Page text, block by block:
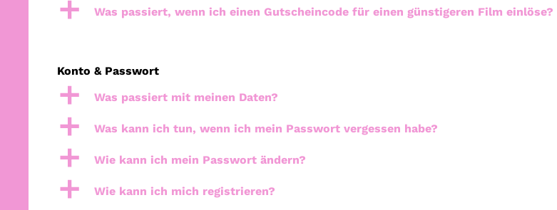
a Was passiert, wenn ich einen Gutscheincode für einen günstigeren Film einlöse?
Konto & Passwort
a Was passiert mit meinen Daten?
a Was kann ich tun, wenn ich mein Passwort vergessen habe?
a Wie kann ich mein Passwort ändern?
a Wie kann ich mich registrieren?